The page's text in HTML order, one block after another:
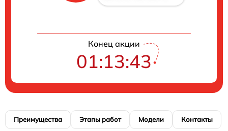
Конец акции
01:13:42
Преимущества Этапы работ Модели Контакты